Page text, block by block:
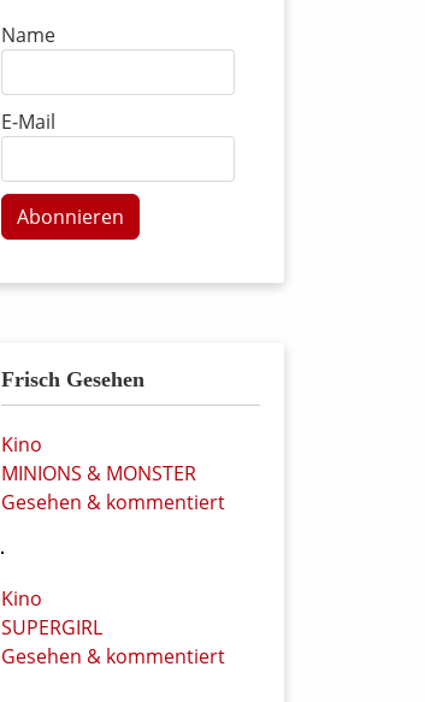
Name
E-Mail
Abonnieren
Frisch Gesehen
Kino
MINIONS & MONSTER
Gesehen & kommentiert
Kino
SUPERGIRL
Gesehen & kommentiert